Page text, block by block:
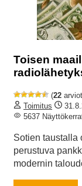
Toisen
(22
Toimitus
5637
Sotien taustalla
perustuva
modernin